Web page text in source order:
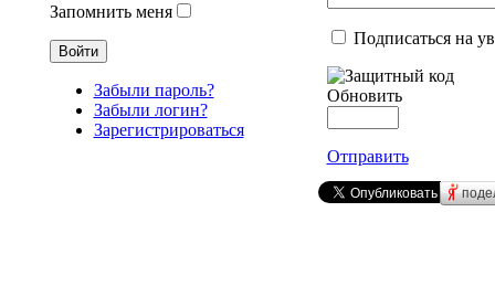
Запомнить меня
Забыли пароль?
Забыли логин?
Зарегистрироваться
Подписаться на
Обновить
Отправить